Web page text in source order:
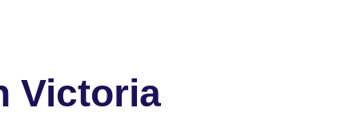
Victoria